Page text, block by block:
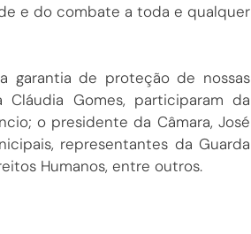
e do combate a toda e qualquer
garantia de proteção de nossas
Gomes, participaram da
o presidente da Câmara, José
representantes da Guarda
Humanos, entre outros.